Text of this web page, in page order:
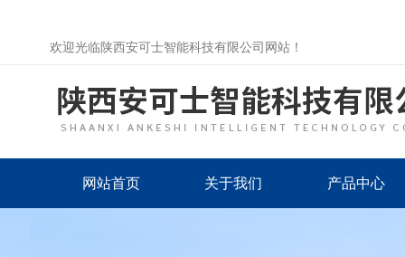
欢迎光临陕西安可士智能科技有限公司网站！
网站首页 关于我们 产品中心